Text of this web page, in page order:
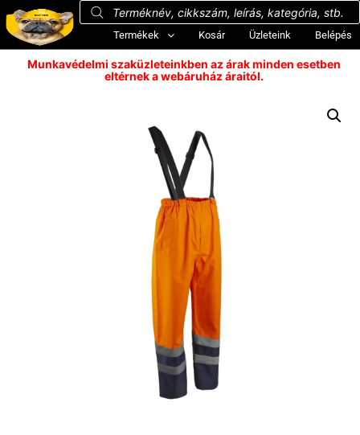
Termékek Kosár Üzleteink Belépés
Munkavédelmi szaküzleteinkben az árak minden esetben
eltérnek a webáruház áraitól.